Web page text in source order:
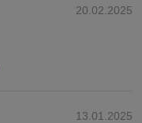
20.02.2025
13.01.2025